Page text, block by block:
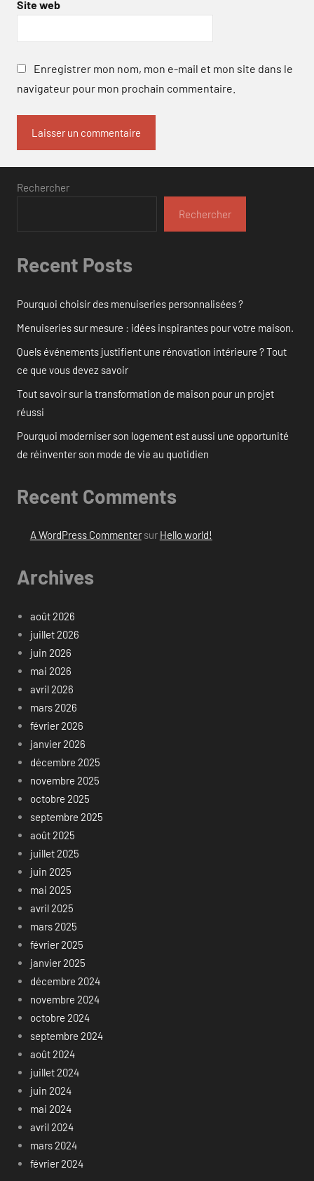
Site web
Enregistrer mon nom, mon e-mail et mon site dans le
navigateur pour mon prochain commentaire.
Rechercher
Rechercher
Recent Posts
Pourquoi choisir des menuiseries personnalisées ?
Menuiseries sur mesure : idées inspirantes pour votre maison.
Quels événements justifient une rénovation intérieure ? Tout
ce que vous devez savoir
Tout savoir sur la transformation de maison pour un projet
réussi
Pourquoi moderniser son logement est aussi une opportunité
de réinventer son mode de vie au quotidien
Recent Comments
A WordPress Commentersur Hello world!
Archives
août 2026
juillet 2026
juin 2026
mai 2026
avril 2026
mars 2026
février 2026
janvier 2026
décembre 2025
novembre 2025
octobre 2025
septembre 2025
août 2025
juillet 2025
juin 2025
mai 2025
avril 2025
mars 2025
février 2025
janvier 2025
décembre 2024
novembre 2024
octobre 2024
septembre 2024
août 2024
juillet 2024
juin 2024
mai 2024
avril 2024
mars 2024
février 2024